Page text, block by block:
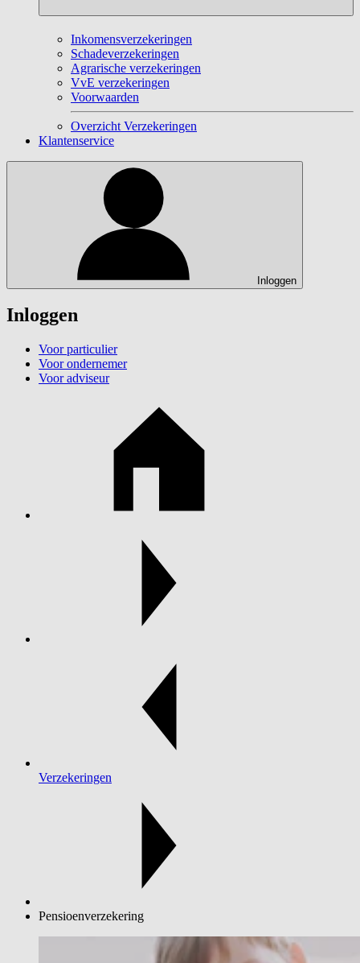
Inkomensverzekeringen
Schadeverzekeringen
Agrarische verzekeringen
VvE verzekeringen
Voorwaarden
Overzicht Verzekeringen
Klantenservice
Inloggen
Inloggen
Voor particulier
Voor ondernemer
Voor adviseur
Verzekeringen
Pensioenverzekering